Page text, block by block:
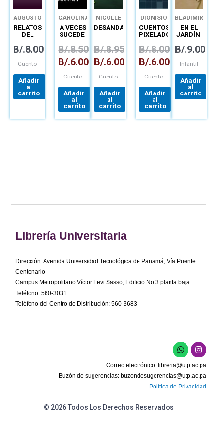
AUGUSTO
CEDEÑO
RELATOS
DEL
B/.8.00
Cuento
Añadir
al
carrito
CAROLINA
FONSECA
A VECES
SUCEDE
B/.8.50
B/.6.00
Cuento
Añadir
al
carrito
NICOLLE
ALZAMORA
DESANDANZAS
B/.8.95
B/.6.00
Cuento
Añadir
al
carrito
DIONISIO
GUERRA
CUENTOS
PIXELADOS
B/.8.00
B/.6.00
Cuento
Añadir
al
carrito
BLADIMIR
VÍQUEZ
EN EL
JARDÍN
B/.9.00
Infantil
Añadir
al
carrito
Librería Universitaria
Dirección: Avenida Universidad Tecnológica de Panamá, Vía Puente
Centenario,
Campus Metropolitano Víctor Levi Sasso, Edificio No.3 planta baja.
Teléfono: 560-3031
Teléfono del Centro de Distribución: 560-3683
W
h
a
t
s
a
p
I
n
s
t
a
g
r
Correo electrónico: libreria@utp.ac.pa
Buzón de sugerencias: buzondesugerencias@utp.ac.pa
Política de Privacidad
© 2026 Todos Los Derechos Reservados